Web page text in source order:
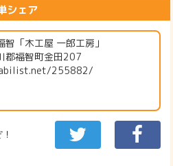
シェア
智「木工屋 一郎工房」
郡福智町金田207
255882/